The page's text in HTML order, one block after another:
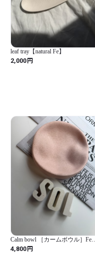
leaf tray【natural Fe】
2,000円
Calm bowl ［カームボウル］Feピ
ンク
4,800円